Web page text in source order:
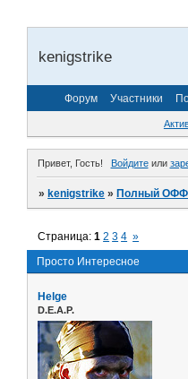
kenigstrike
Форум Участники
Привет, Гость! Войдитеили
»kenigstrike »Полный
Просто Интересное
Страница:1 2 3 4 »
Helge
D.E.A.P.